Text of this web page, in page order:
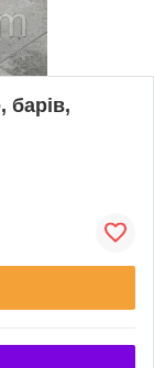
барів,